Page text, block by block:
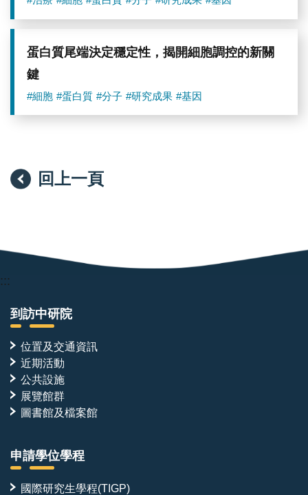
蛋白質尾端決定穩定性，揭開細胞調控的新關
鍵
#細胞 #蛋白質 #分子 #研究成果 #基因
回上一頁
:::
到訪中研院
位置及交通資訊
近期活動
公共設施
展覽館群
圖書館及檔案館
申請學位學程
國際研究生學程(TIGP)